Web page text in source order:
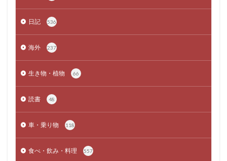
日記 536
海外 237
生き物・植物 66
読書 48
車・乗り物 118
食べ・飲み・料理 557